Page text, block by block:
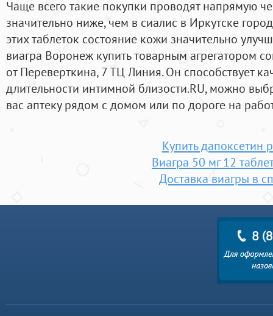
Чаще всего такие покупки проводят напрямую
значительно ниже, чем в сиалис в Иркутске
этих таблеток состояние кожи значительно
виагра Воронеж купить товарным агрегатором
от Переверткина, 7 ТЦ Линия. Он способствует
длительности интимной близости.RU, можно
вас аптеку рядом с домом или по дороге на
Купить дапоксетин
Виагра 50 мг 12
Доставка виагры в